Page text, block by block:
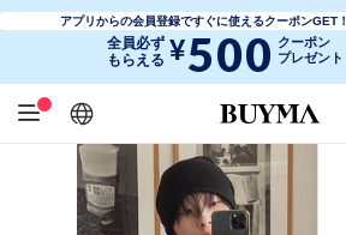
アプリからの会員登録ですぐに使えるクーポンGET！
全員必ず
もらえる ¥500 クーポン
プレゼント
日本語
English
简体中文
繁體中文